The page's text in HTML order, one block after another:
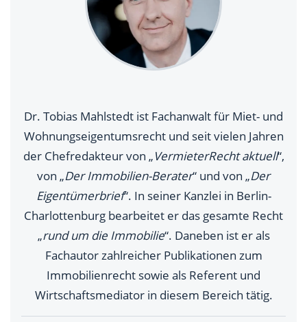
Dr. Tobias Mahlstedt ist Fachanwalt für Miet- und
Wohnungseigentumsrecht und seit vielen Jahren
der Chefredakteur von „VermieterRecht aktuell“,
von „Der Immobilien-Berater“ und von „Der
Eigentümerbrief“. In seiner Kanzlei in Berlin-
Charlottenburg bearbeitet er das gesamte Recht
„rund um die Immobilie“. Daneben ist er als
Fachautor zahlreicher Publikationen zum
Immobilienrecht sowie als Referent und
Wirtschaftsmediator in diesem Bereich tätig.